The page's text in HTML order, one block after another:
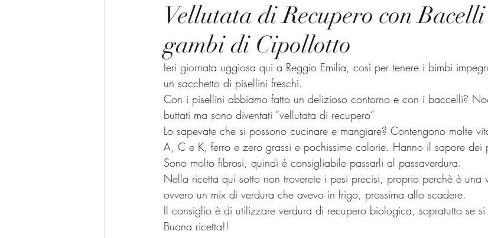
Vellutata di Recupero con
gambi di Cipollotto
Ieri giornata uggiosa qui a Reggio Emilia, così per tenere i bimbi
un sacchetto di pisellini freschi.
Con i pisellini abbiamo fatto un delizioso contorno e con i baccelli?
buttati ma sono diventati “vellutata di recupero”
Lo sapevate che si possono cucinare e mangiare? Contengono molte
A, C e K, ferro e zero grassi e pochissime calorie. Hanno il sapore dei
Sono molto fibrosi, quindi è consigliabile passarli al passaverdura.
Nella ricetta qui sotto non troverete i pesi precisi, proprio perchè è una
ovvero un mix di verdura che avevo in frigo, prossima allo scadere.
Il consiglio è di utilizzare verdura di recupero biologica, sopratutto se
Buona ricetta!!